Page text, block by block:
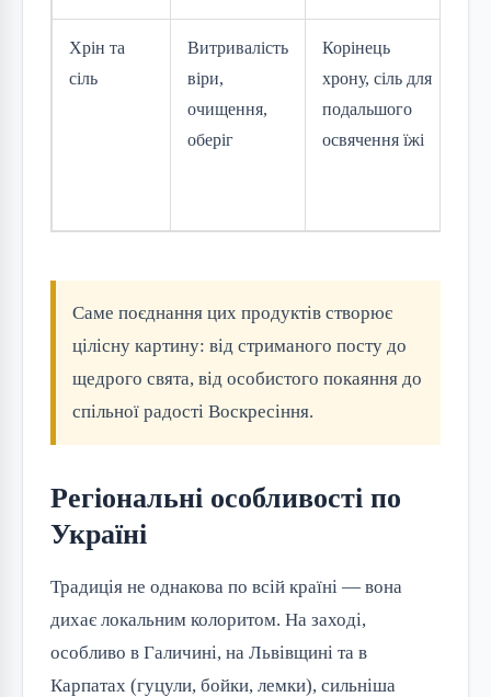
Хрін та
сіль
Витривалість
віри,
очищення,
оберіг
Корінець
хрону, сіль для
подальшого
освячення їжі
Саме поєднання цих продуктів створює
цілісну картину: від стриманого посту до
щедрого свята, від особистого покаяння до
спільної радості Воскресіння.
Регіональні особливості по
Україні
Традиція не однакова по всій країні — вона
дихає локальним колоритом. На заході,
особливо в Галичині, на Львівщині та в
Карпатах (гуцули, бойки, лемки), сильніша